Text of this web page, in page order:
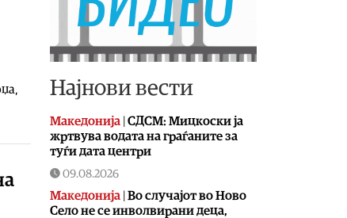
Најнови вести
Македонија | СДСМ: Мицкоски ја
жртвува водата на граѓаните за
туѓи дата центри
09.08.2026
Македонија | Во случајот во Ново
Село не се инволвирани деца,